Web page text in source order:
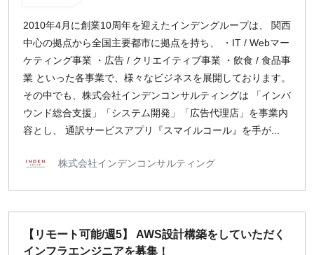
2010年4月に創業10周年を迎えたインデングループは、 関西
中心の拠点から全国主要都市に拠点を持ち、 ・IT / Webマー
ケティング事業 ・広告 / クリエイティブ事業 ・飲食 / 食品事
業 といった各事業で、様々なビジネスを展開しております。
その中でも、株式会社インデンコンサルティングは 「インバ
ウンド総合支援」「システム開発」「広告代理店」を事業内
容とし、 通訳サービスアプリ『スマイルコール』を手が...
株式会社インデンコンサルティング
【リモート可能/週5】 AWS設計構築をしていただく
インフラエンジニアを募集！